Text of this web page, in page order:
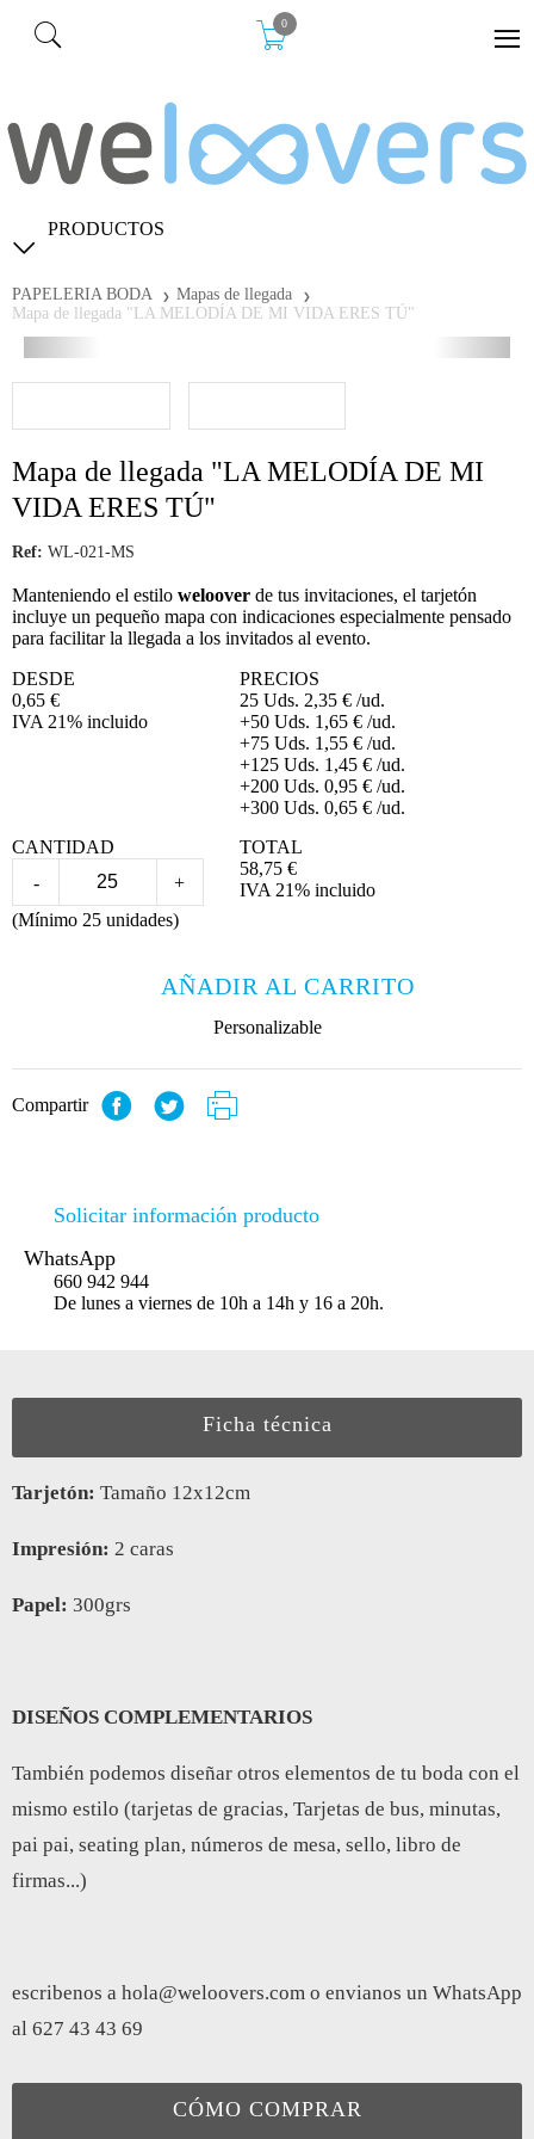
0
PRODUCTOS
PAPELERIA BODA
Mapas de llegada
Mapa de llegada "LA MELODÍA DE MI VIDA ERES TÚ"
Mapa de llegada "LA MELODÍA DE MI
VIDA ERES TÚ"
Ref: WL-021-MS
Manteniendo el estilo weloover de tus invitaciones, el tarjetón
incluye un pequeño mapa con indicaciones especialmente pensado
para facilitar la llegada a los invitados al evento.
DESDE
0,65 €
IVA 21% incluido
PRECIOS
25 Uds. 2,35 € /ud.
+50 Uds. 1,65 € /ud.
+75 Uds. 1,55 € /ud.
+125 Uds. 1,45 € /ud.
+200 Uds. 0,95 € /ud.
+300 Uds. 0,65 € /ud.
CANTIDAD
-
+
(Mínimo 25 unidades)
TOTAL
58,75 €
IVA 21% incluido
AÑADIR AL CARRITO
Personalizable
Compartir
Solicitar información producto
WhatsApp
660 942 944
De lunes a viernes de 10h a 14h y 16 a 20h.
Ficha técnica
Tarjetón: Tamaño 12x12cm
Impresión: 2 caras
Papel: 300grs
DISEÑOS COMPLEMENTARIOS
También podemos diseñar otros elementos de tu boda con el
mismo estilo (tarjetas de gracias, Tarjetas de bus, minutas,
pai pai, seating plan, números de mesa, sello, libro de
firmas...)
escribenos a hola@weloovers.com o envianos un WhatsApp
al 627 43 43 69
CÓMO COMPRAR